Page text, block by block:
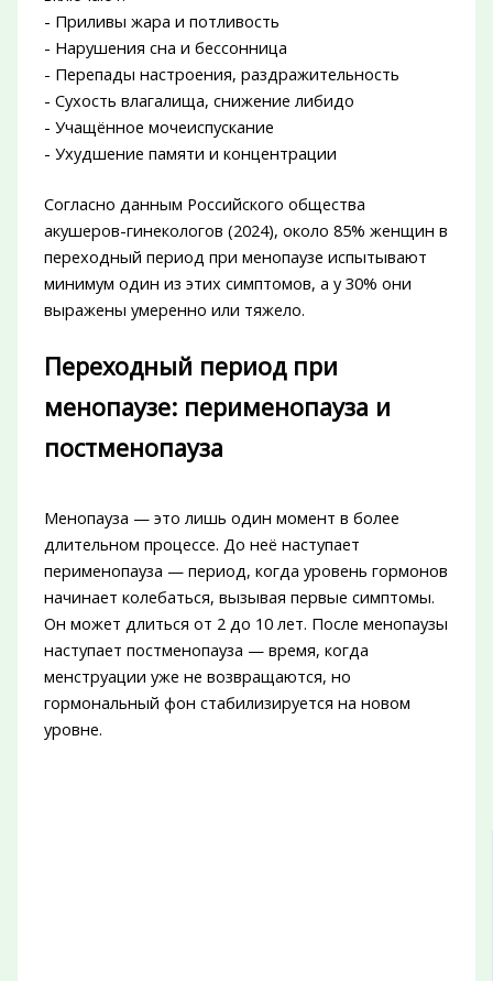
- Приливы жара и потливость
- Нарушения сна и бессонница
- Перепады настроения, раздражительность
- Сухость влагалища, снижение либидо
- Учащённое мочеиспускание
- Ухудшение памяти и концентрации
Согласно данным Российского общества
акушеров-гинекологов (2024), около 85% женщин в
переходный период при менопаузе испытывают
минимум один из этих симптомов, а у 30% они
выражены умеренно или тяжело.
Переходный период при
менопаузе: перименопауза и
постменопауза
Менопауза — это лишь один момент в более
длительном процессе. До неё наступает
перименопауза — период, когда уровень гормонов
начинает колебаться, вызывая первые симптомы.
Он может длиться от 2 до 10 лет. После менопаузы
наступает постменопауза — время, когда
менструации уже не возвращаются, но
гормональный фон стабилизируется на новом
уровне.